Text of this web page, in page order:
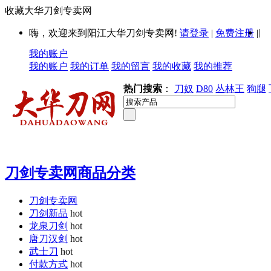
收藏大华刀剑专卖网
嗨，欢迎来到阳江大华刀剑专卖网! 请登录 | 免费注册 ||
我的账户
我的账户 我的订单 我的留言 我的收藏 我的推荐
热门搜索 ： 刀奴 D80 丛林王 狗腿
刀剑专卖网商品分类
刀剑专卖网
刀剑新品 hot
龙泉刀剑 hot
唐刀汉剑 hot
武士刀 hot
付款方式 hot